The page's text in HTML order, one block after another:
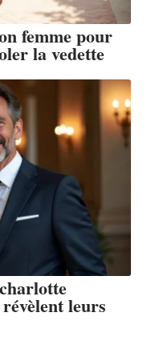
femme pour
la vedette
leurs